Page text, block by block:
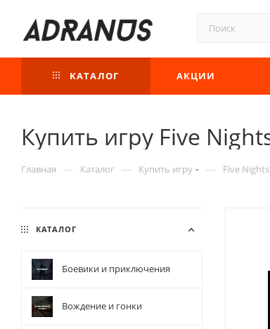
КАТАЛОГ АКЦИИ
Купить игру Five
Главная — Каталог — Купить игру — Five
КАТАЛОГ
Боевики и приключения
Вождение и гонки